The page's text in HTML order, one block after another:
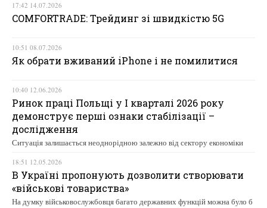
17:42 14.07.2026
COMFORTRADE: Трейдинг зі швидкістю 5G
10:51 08.07.2026
Як обрати вживаний iPhone і не помилитися
10:40 12.06.2026
Ринок праці Польщі у І кварталі 2026 року
демонструє перші ознаки стабілізації –
дослідження
Ситуація залишається неоднорідною залежно від сектору економіки
18:51 12.05.2026
В Україні пропонують дозволити створювати
«військові товариства»
На думку військовослужбовця багато державних функцій можна було б